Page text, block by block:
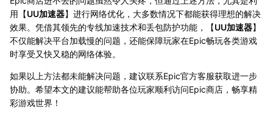
用【UU加速器】进行网络优化，大多数情况下都能获得理想的解决
效果。凭借其领先的专线加速技术和丢包防护功能，【UU加速器】
不仅能解决平台加载慢的问题，还能保障玩家在Epic畅玩各类游戏
时享受又快又稳的网络体验。
如果以上方法都未能解决问题，建议联系Epic官方客服获取进一步
协助。希望本文的建议能帮助各位玩家顺利访问Epic商店，畅享精
彩游戏世界！